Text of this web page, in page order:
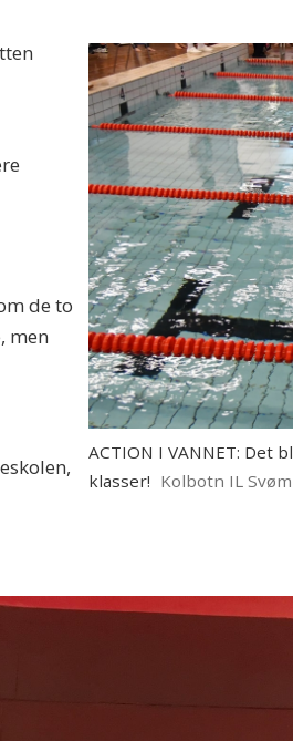
ACTION I VANNET: Det
klasser! Kolbotn IL
de to
men